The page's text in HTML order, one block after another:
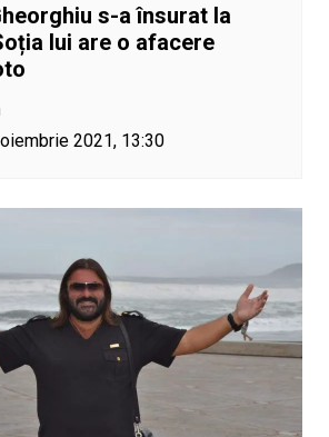
s-a însurat la
lui are o afacere
2021, 13:30